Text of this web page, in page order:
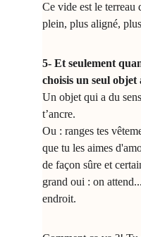
Ce vide est le
plein, plus aligné,
5- Et seulement
choisis un seul objet
Un objet qui a du
t’ancre.
Ou : ranges tes
que tu les aimes
de façon sûre et
grand oui : on
endroit.